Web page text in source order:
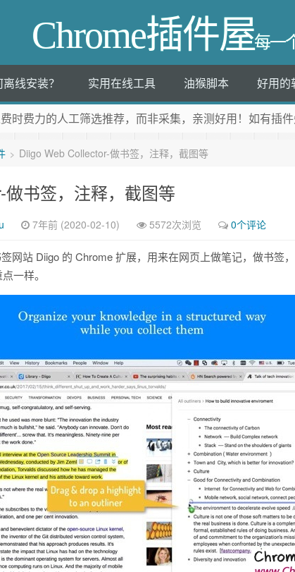
Chrome插件屋每一
线安装？ 实用在线工具 油猴脚本 好用的
时费力的人工筛选推荐，而非采集，亲测好用！如有插
> Diigo Web Collector-做书签，注释，截图等
做书签，注释，截图等
7年前 (2020-02-10) 5572次浏览 0个评论
网站 Diigo 的 Chrome 扩展，用来在网页上做笔记，做书签
一样。